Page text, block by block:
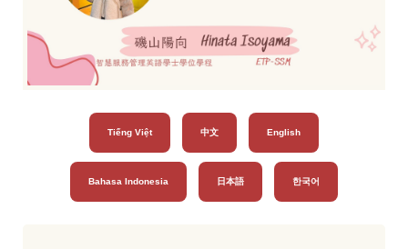
Tiếng Việt 中文 English
Bahasa Indonesia 日本語 한국어